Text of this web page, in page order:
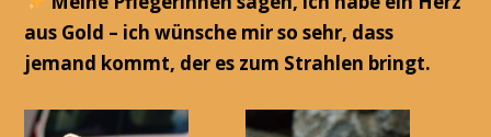
aus Gold – ich wünsche mir so sehr, dass
jemand kommt, der es zum Strahlen bringt.